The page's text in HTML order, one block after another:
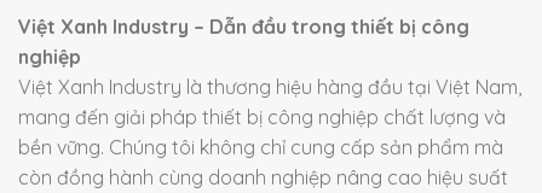
Việt Xanh Industry – Dẫn đầu trong thiết bị công
nghiệp
Việt Xanh Industry là thương hiệu hàng đầu tại Việt Nam,
mang đến giải pháp thiết bị công nghiệp chất lượng và
bền vững. Chúng tôi không chỉ cung cấp sản phẩm mà
còn đồng hành cùng doanh nghiệp nâng cao hiệu suất